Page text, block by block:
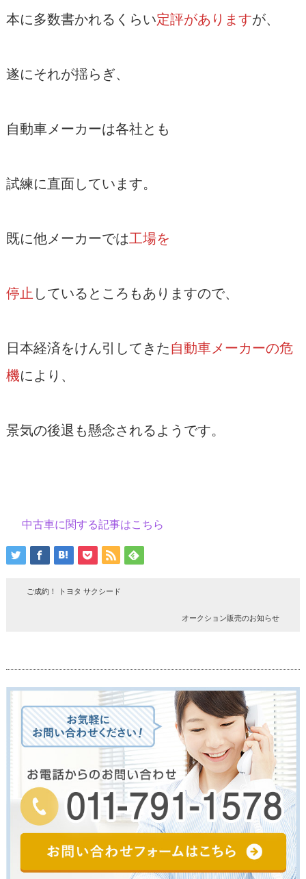
本に多数書かれるくらい定評がありますが、
遂にそれが揺らぎ、
自動車メーカーは各社とも
試練に直面しています。
既に他メーカーでは工場を
停止 しているところもありますので、
日本経済をけん引してきた自動車メーカーの危
機により、
景気の後退も懸念されるようです。
中古車に関する記事はこちら
ご成約！ トヨタ サクシード
オークション販売のお知らせ